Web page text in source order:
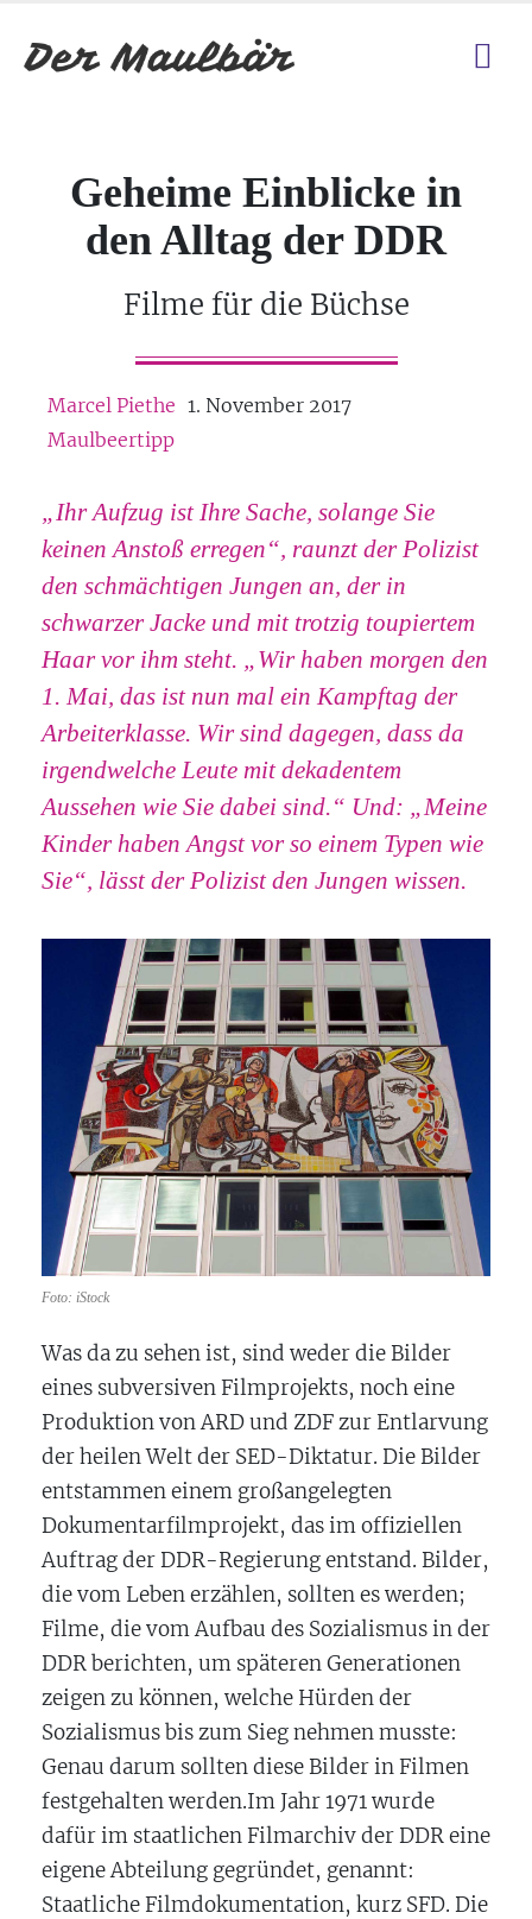
Geheime Einblicke in
den Alltag der DDR
Filme für die Büchse
Marcel Piethe 1. November 2017
Maulbeertipp
„Ihr Aufzug ist Ihre Sache, solange Sie
keinen Anstoß erregen“, raunzt der Polizist
den schmächtigen Jungen an, der in
schwarzer Jacke und mit trotzig toupiertem
Haar vor ihm steht. „Wir haben morgen den
1. Mai, das ist nun mal ein Kampftag der
Arbeiterklasse. Wir sind dagegen, dass da
irgendwelche Leute mit dekadentem
Aussehen wie Sie dabei sind.“ Und: „Meine
Kinder haben Angst vor so einem Typen wie
Sie“, lässt der Polizist den Jungen wissen.
Foto: iStock
Was da zu sehen ist, sind weder die Bilder
eines subversiven Filmprojekts, noch eine
Produktion von ARD und ZDF zur Entlarvung
der heilen Welt der SED-Diktatur. Die Bilder
entstammen einem großangelegten
Dokumentarfilmprojekt, das im offiziellen
Auftrag der DDR-Regierung entstand. Bilder,
die vom Leben erzählen, sollten es werden;
Filme, die vom Aufbau des Sozialismus in der
DDR berichten, um späteren Generationen
zeigen zu können, welche Hürden der
Sozialismus bis zum Sieg nehmen musste:
Genau darum sollten diese Bilder in Filmen
festgehalten werden.Im Jahr 1971 wurde
dafür im staatlichen Filmarchiv der DDR eine
eigene Abteilung gegründet, genannt:
Staatliche Filmdokumentation, kurz SFD. Die